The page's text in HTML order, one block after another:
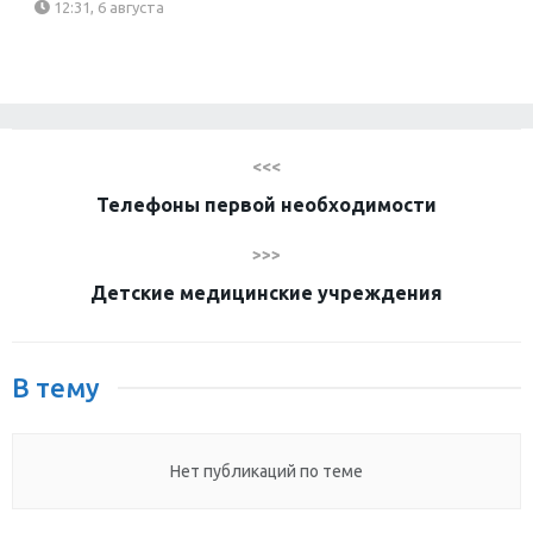
12:31, 6 августа
<<<
Телефоны первой необходимости
>>>
Детские медицинские учреждения
В тему
Нет публикаций по теме